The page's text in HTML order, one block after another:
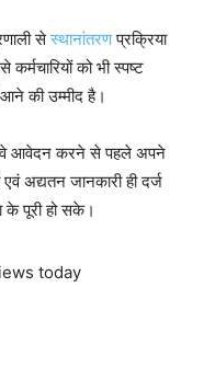
सेस्थानांतरणप्रक्रिया
कर्मचारियों को भी स्पष्ट
की उम्मीद है।
वे आवेदन करने से पहले अपने
अद्यतन जानकारी ही दर्ज
के पूरी हो सके।
today